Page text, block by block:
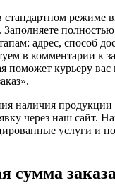
стандартном режиме
адрес, способ
в комментарии к
поможет курьеру
наличия
через наш сайт.
услуги и
сумма